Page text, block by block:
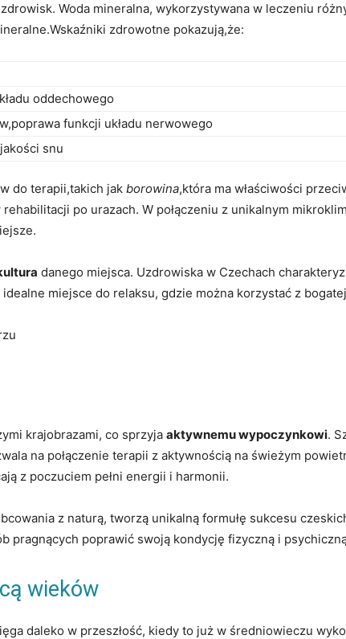
Woda mineralna, wykorzystywana w leczeniu
zdrowotne pokazują,że:
oddechowego
funkcji układu nerwowego
snu
do terapii,takich jak borowina,która ma właściwości
po urazach. W połączeniu z unikalnym
danego miejsca. Uzdrowiska w Czechach
miejsce do relaksu, gdzie można korzystać z
krajobrazami, co ⁤sprzyja‍ aktywnemu wypoczynkowi.
na połączenie terapii z aktywnością na świeżym
z poczuciem pełni energii i harmonii.
z naturą, tworzą unikalną formułę sukcesu
pragnących poprawić‌ swoją kondycję fizyczną i
wieków
daleko w przeszłość, kiedy to już w średniowieczu